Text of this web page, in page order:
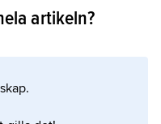
ligger vid
med betydande
artikeln?